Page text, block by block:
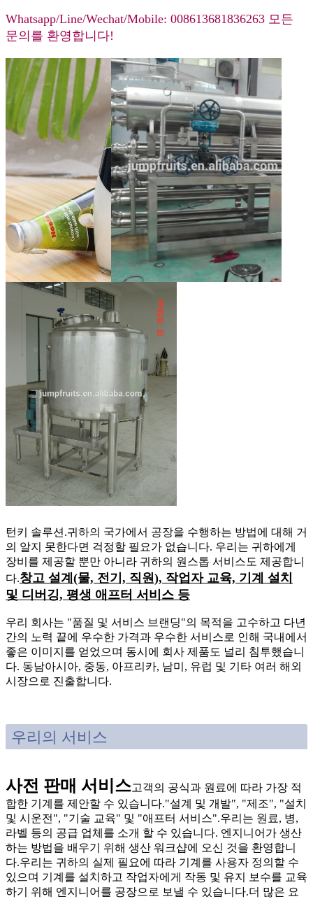
Whatsapp/Line/Wechat/Mobile: 008613681836263 모든
문의를 환영합니다!
턴키 솔루션.귀하의 국가에서 공장을 수행하는 방법에 대해 거
의 알지 못한다면 걱정할 필요가 없습니다. 우리는 귀하에게
장비를 제공할 뿐만 아니라 귀하의 원스톱 서비스도 제공합니
다.창고 설계(물, 전기, 직원), 작업자 교육, 기계 설치
및 디버깅, 평생 애프터 서비스 등
우리 회사는 "품질 및 서비스 브랜딩"의 목적을 고수하고 다년
간의 노력 끝에 우수한 가격과 우수한 서비스로 인해 국내에서
좋은 이미지를 얻었으며 동시에 회사 제품도 널리 침투했습니
다. 동남아시아, 중동, 아프리카, 남미, 유럽 및 기타 여러 해외
시장으로 진출합니다.
우리의 서비스
사전 판매 서비스고객의 공식과 원료에 따라 가장 적
합한 기계를 제안할 수 있습니다."설계 및 개발", "제조", "설치
및 시운전", "기술 교육" 및 "애프터 서비스".우리는 원료, 병,
라벨 등의 공급 업체를 소개 할 수 있습니다. 엔지니어가 생산
하는 방법을 배우기 위해 생산 워크샵에 오신 것을 환영합니
다.우리는 귀하의 실제 필요에 따라 기계를 사용자 정의할 수
있으며 기계를 설치하고 작업자에게 작동 및 유지 보수를 교육
하기 위해 엔지니어를 공장으로 보낼 수 있습니다.더 많은 요